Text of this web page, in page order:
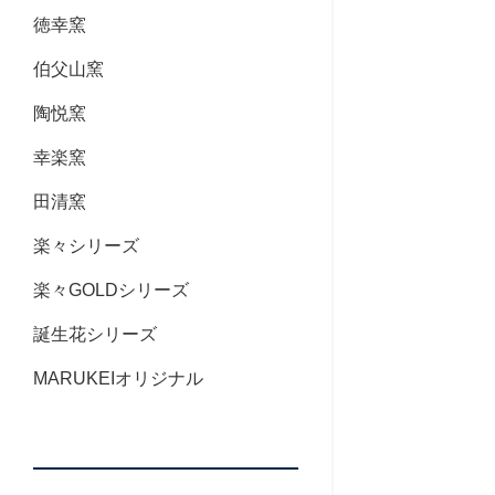
徳幸窯
伯父山窯
陶悦窯
幸楽窯
田清窯
楽々シリーズ
楽々GOLDシリーズ
誕生花シリーズ
MARUKEIオリジナル